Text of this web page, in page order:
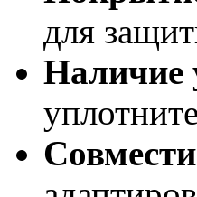
для
Наличие